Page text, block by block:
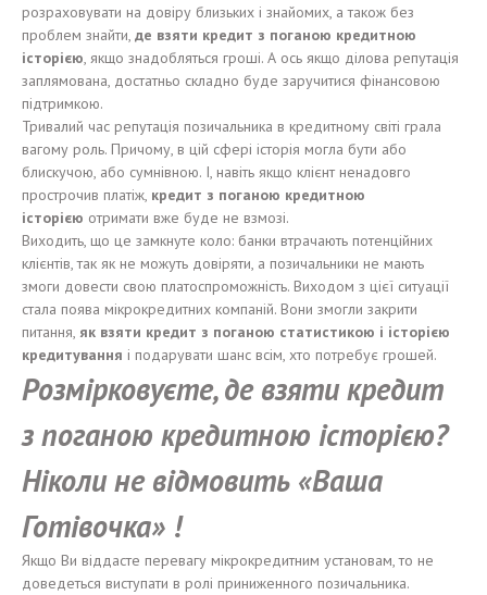
розраховувати на довіру близьких і знайомих, а також без
проблем знайти, де взяти кредит з поганою кредитною
історією, якщо знадобляться гроші. А ось якщо ділова репутація
заплямована, достатньо складно буде заручитися фінансовою
підтримкою.
Тривалий час репутація позичальника в кредитному світі грала
вагому роль. Причому, в цій сфері історія могла бути або
блискучою, або сумнівною. І, навіть якщо клієнт ненадовго
прострочив платіж, кредит з поганою кредитною
історією отримати вже буде не взмозі.
Виходить, що це замкнуте коло: банки втрачають потенційних
клієнтів, так як не можуть довіряти, а позичальники не мають
змоги довести свою платоспроможність. Виходом з цієї ситуації
стала поява мікрокредитних компаній. Вони змогли закрити
питання, як взяти кредит з поганою статистикою і історією
кредитування і подарувати шанс всім, хто потребує грошей.
Розмірковуєте, де взятикредит
зпоганою кредитною історією?
Ніколиневідмовить «Ваша
Готівочка» !
Якщо Ви віддасте перевагу мікрокредитним установам, то не
доведеться виступати в ролі приниженного позичальника.